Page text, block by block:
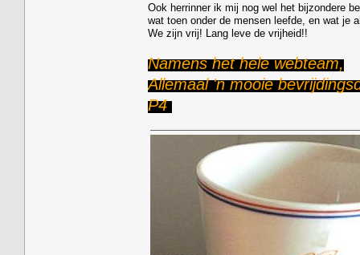
Ook herrinner ik mij nog wel het bijzondere
wat toen onder de mensen leefde, en wat je
We zijn vrij! Lang leve de vrijheid!!
Namens het hele webteam,
Allemaal 'n mooie
P4